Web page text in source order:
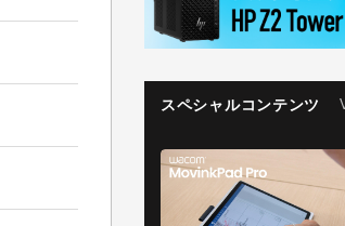
スペシャルコンテンツ